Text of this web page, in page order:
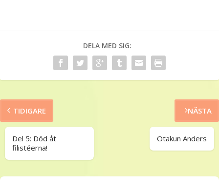
DELA MED SIG:
TIDIGARE
Del 5: Död åt
filistéerna!
NÄSTA
Otakun Anders